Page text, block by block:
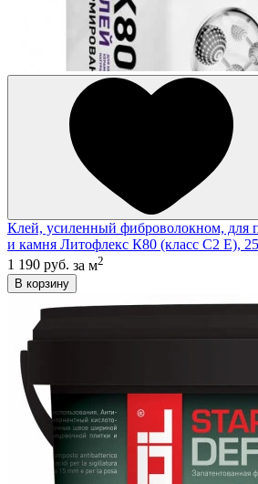
Клей, усиленный фиброволокном, для
и камня Литофлекс К80 (класс С2 E),
1 190 руб. за м2
В корзину